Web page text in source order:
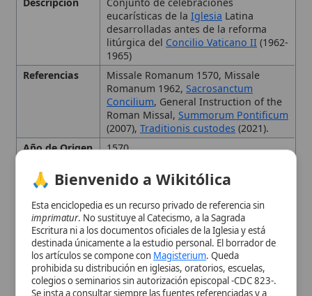
Autoridad
Juan XXIII;San Pablo VI ;Benedicto
XVI; Francisco
Liturgiaque antecede al Concilio
Vaticano II y se basa en el Missale
Romanum de 1570 reformado porSan
Pío V, con la edición típica de 1962
promulgada por Juan XXIII.
Vigente como forma extraordinaria
dellex orandi; su uso requiere
autorización delobispodiocesano
segúnTraditionis custodes.
Publicación
Idioma
la
Música
Canto gregoriano
Observacione Existe intenso debate teológico sobre
su continuidad y posible restauración;
tradicionalistas defienden su
preservación mientras críticos
señalan los cambios litúrgicos
posteriores como necesarios.
🙏 Bienvenido a Wikitólica
Esta enciclopedia es un recurso privado de referencia sin
. No sustituye al Catecismo, a la Sagrada
Escritura ni a los documentos oficiales de la Iglesia y está
destinada únicamente a la estudio personal. El borrador de
los artículos se compone conMagisterium. Queda
prohibida su distribución en iglesias, oratorios, escuelas,
colegios o seminarios sin autorización episcopal -CDC 823-.
Se insta a consultar siempre las fuentes referenciadas y a
colaborar en la perfección de los artículos mediante el uso
del menú superior. Entrando a la enciclopedia confirma que
aviso legal